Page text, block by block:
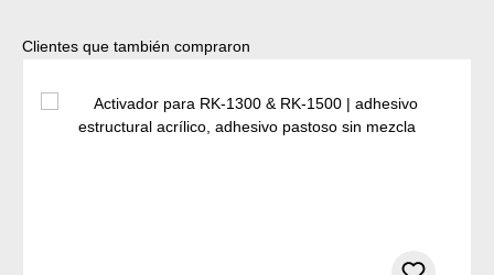
Omitir la galería de productos
Clientes que también compraron